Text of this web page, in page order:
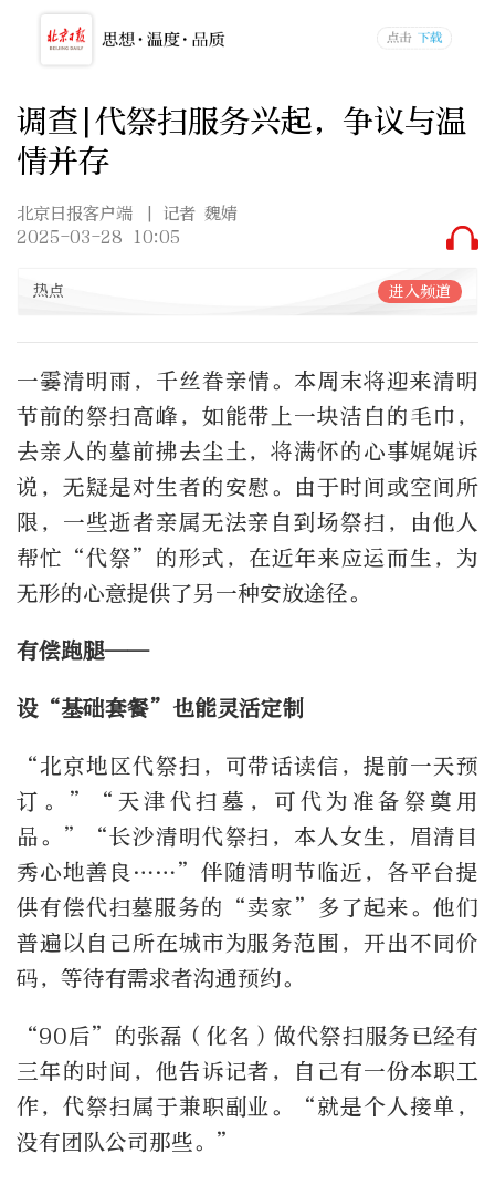
调查|代祭扫服务兴起，争议与温
情并存
北京日报客户端
| 记者 魏婧
2025-03-28 10:05
热点 进入频道
一霎清明雨，千丝眷亲情。本周末将迎来清明
节前的祭扫高峰，如能带上一块洁白的毛巾，
去亲人的墓前拂去尘土，将满怀的心事娓娓诉
说，无疑是对生者的安慰。由于时间或空间所
限，一些逝者亲属无法亲自到场祭扫，由他人
帮忙“代祭”的形式，在近年来应运而生，为
无形的心意提供了另一种安放途径。
有偿跑腿——
设“基础套餐”也能灵活定制
“北京地区代祭扫，可带话读信，提前一天预
订。”“天津代扫墓，可代为准备祭奠用
品。”“长沙清明代祭扫，本人女生，眉清目
秀心地善良……”伴随清明节临近，各平台提
供有偿代扫墓服务的“卖家”多了起来。他们
普遍以自己所在城市为服务范围，开出不同价
码，等待有需求者沟通预约。
“90后”的张磊（化名）做代祭扫服务已经有
三年的时间，他告诉记者，自己有一份本职工
作，代祭扫属于兼职副业。“就是个人接单，
没有团队公司那些。”